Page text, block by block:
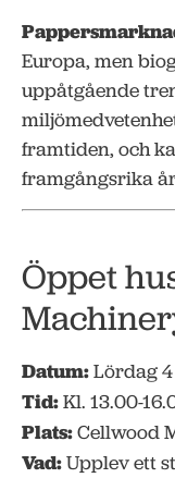
Europa, men
uppåtgående
framtiden, och
framgångsrika
Öppet
Datum:Lördag
Tid:Kl. 13.00-
Plats:Cellwood
Vad:Upplev ett